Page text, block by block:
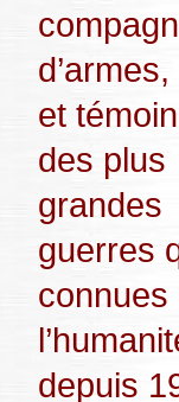
et
des plus
grandes
guerres
connues
depuis